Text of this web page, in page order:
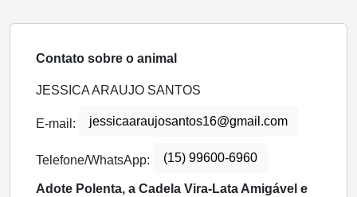
Contato sobre o animal
JESSICA ARAUJO SANTOS
E-mail: jessicaaraujosantos16@gmail.com
Telefone/WhatsApp: (15) 99600-6960
Adote Polenta, a Cadela Vira-Lata Amigável e